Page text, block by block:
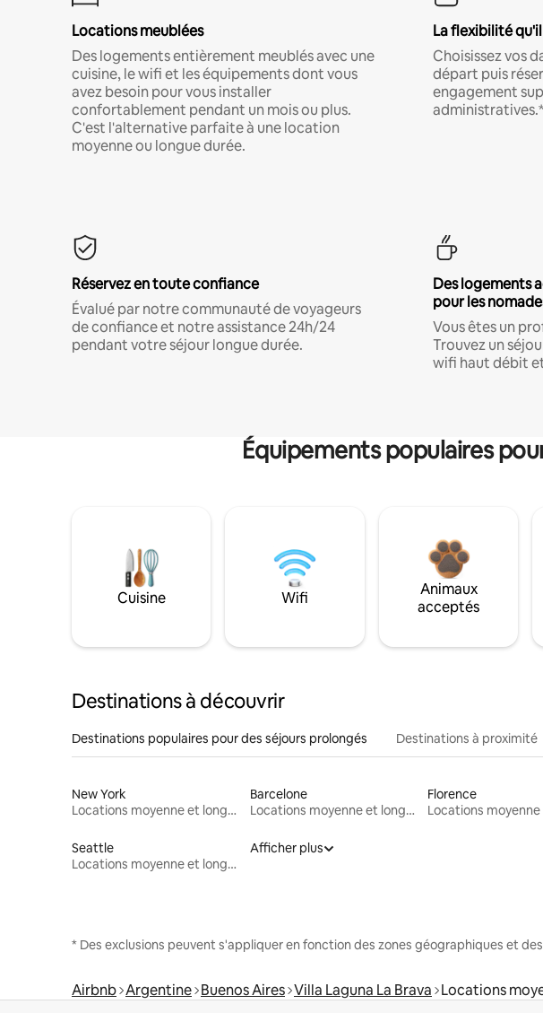
Locations meublées
Des logements entièrement meublés avec une
cuisine, le wifi et les équipements dont vous
avez besoin pour vous installer
confortablement pendant un mois ou plus.
C'est l'alternative parfaite à une location
moyenne ou longue durée.
La flexibilité
Choisissez vos
départ puis
engagement
administratives.*
Réservez en toute confiance
Évalué par notre communauté de voyageurs
de confiance et notre assistance 24h/24
pendant votre séjour longue durée.
Des logements
pour les
Vous êtes un
Trouvez un
wifi haut débit
Équipements populaires
Cuisine Wifi
Animaux
acceptés
Destinations à découvrir
Destinations populaires pour des séjours prolongés Destinations à proximité
New York
Locations moyenne et longue durée
Barcelone
Locations moyenne et longue durée
Florence
Seattle
Locations moyenne et longue durée
Afficher plus
* Des exclusions peuvent s'appliquer en fonction des zones géographiques et
Airbnb Argentine Buenos Aires Villa Laguna La Brava Locations